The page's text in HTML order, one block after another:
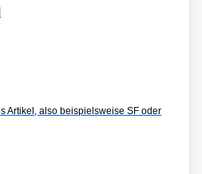
Artikel, also beispielsweise SF oder